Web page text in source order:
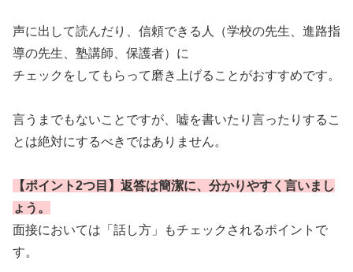
声に出して読んだり、信頼できる人（学校の先生、進路指
導の先生、塾講師、保護者）に
チェックをしてもらって磨き上げることがおすすめです。
言うまでもないことですが、嘘を書いたり言ったりするこ
とは絶対にするべきではありません。
【ポイント2つ目】 返答は簡潔に、分かりやすく言いまし
ょう。
面接においては「話し方」もチェックされるポイントで
す。